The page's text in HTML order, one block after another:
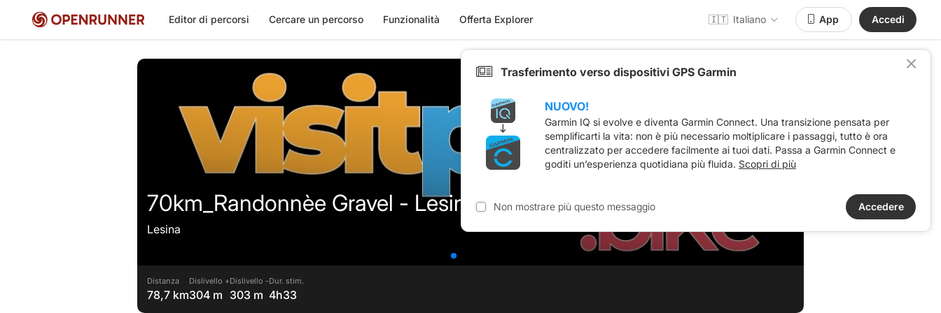
Editor di percorsi Cercare un percorso Funzionalità Offerta Explorer 🇮🇹 Italiano App Accedi
70km_Randonnèe Gravel - Lesina 2026
Lesina
Distanza
78,7 km
Dislivello +
304 m
Dislivello -
303 m
Dur. stim.
4h33
Trasferimento verso dispositivi GPS Garmin
NUOVO!
Garmin IQ si evolve e diventa Garmin Connect. Una transizione pensata per
semplificarti la vita: non è più necessario moltiplicare i passaggi, tutto è ora
centralizzato per accedere facilmente ai tuoi dati. Passa a Garmin Connect e
goditi un’esperienza quotidiana più fluida. Scopri di più
Non mostrare più questo messaggio Accedere